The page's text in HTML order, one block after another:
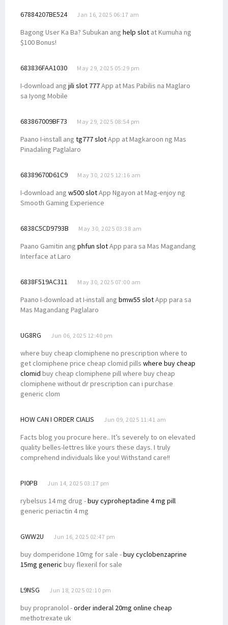
67884207BE524 Jan 16, 2025 06:17 am
Bagong User Ka Ba? Subukan ang help slot at Kumuha ng
$100 Bonus!
683836FAA1030 May 29, 2025 05:29 pm
I-download ang jili slot 777App at Mas Pabilis na Maglaro
sa Iyong Mobile
683867009BF73 May 29, 2025 08:54 pm
Paano I-install ang tg777 slotApp at Magkaroon ng Mas
Pinadaling Paglalaro
68389670D61C9 May 30, 2025 12:16 am
I-download ang w500 slotApp Ngayon at Mag-enjoy ng
Smooth Gaming Experience
6838C5CD9793B May 30, 2025 03:38 am
Paano Gamitin ang phfun slotApp para sa Mas Magandang
Interface at Laro
6838F519AC311 May 30, 2025 07:00 am
Paano I-download at I-install ang bmw55 slotApp para sa
Mas Magandang Paglalaro
UG8RG Jun 06, 2025 12:40 pm
where buy cheap clomiphene no prescription where to
get clomiphene price cheap clomid pills where buy cheap
clomid buy cheap clomiphene pill where buy cheap
clomiphene without dr prescription can i purchase
generic clom
HOW CAN I ORDER CIALIS Jun 09, 2025 11:41 am
Facts blog you procure here.. It’s severely to on elevated
quality belles-lettres like yours these days. I truly
comprehend individuals like you! Withstand care!!
PI0PB Jun 14, 2025 03:17 pm
rybelsus 14 mg drug -buy cyproheptadine 4 mg pill
generic periactin 4 mg
GWW2U Jun 16, 2025 02:47 pm
buy domperidone 10mg for sale -buy cyclobenzaprine
15mg generic buy flexeril for sale
L9NSG Jun 18, 2025 02:10 pm
buy propranolol -order inderal 20mg online cheap
methotrexate uk